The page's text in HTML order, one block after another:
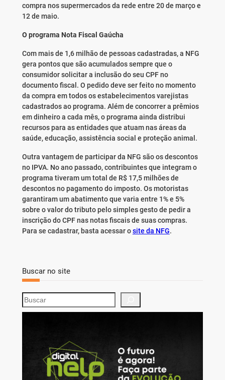
compra nos supermercados da rede entre 20 de março e
12 de maio.
O programa Nota Fiscal Gaúcha
Com mais de 1,6 milhão de pessoas cadastradas, a NFG
gera pontos que são acumulados sempre que o
consumidor solicitar a inclusão do seu CPF no
documento fiscal. O pedido deve ser feito no momento
da compra em todos os estabelecimentos varejistas
cadastrados ao programa. Além de concorrer a prêmios
em dinheiro a cada mês, o programa ainda distribui
recursos para as entidades que atuam nas áreas da
saúde, educação, assistência social e proteção animal.
Outra vantagem de participar da NFG são os descontos
no IPVA. No ano passado, contribuintes que integram o
programa tiveram um total de R$ 17,5 milhões de
descontos no pagamento do imposto. Os motoristas
garantiram um abatimento que varia entre 1% e 5%
sobre o valor do tributo pelo simples gesto de pedir a
inscrição do CPF nas notas fiscais de suas compras.
Para se cadastrar, basta acessar osite da NFG.
Buscar no site
S
e